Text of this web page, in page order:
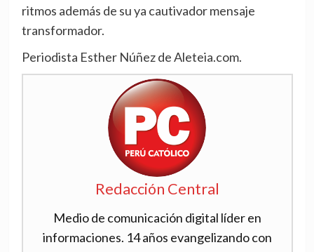
ritmos además de su ya cautivador mensaje
transformador.
Periodista Esther Núñez de Aleteia.com.
Redacción Central
Medio de comunicación digital líder en
informaciones. 14 años evangelizando con